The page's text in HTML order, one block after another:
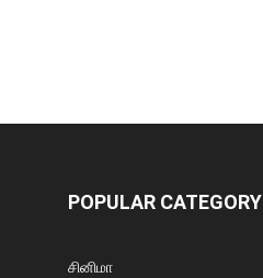
POPULAR CATEGORY
சினிமா